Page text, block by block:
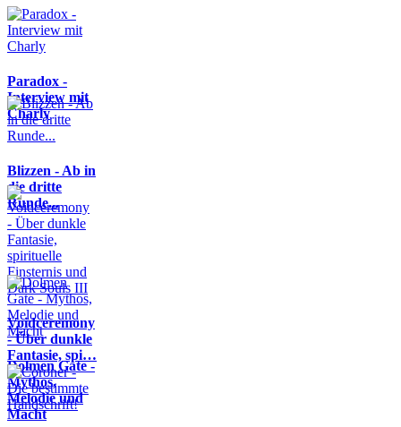
Paradox -
Interview mit
Charly
Blizzen - Ab in
die dritte
Runde...
Voidceremony
- Über dunkle
Fantasie, spi…
Dolmen Gate -
Mythos,
Melodie und
Macht